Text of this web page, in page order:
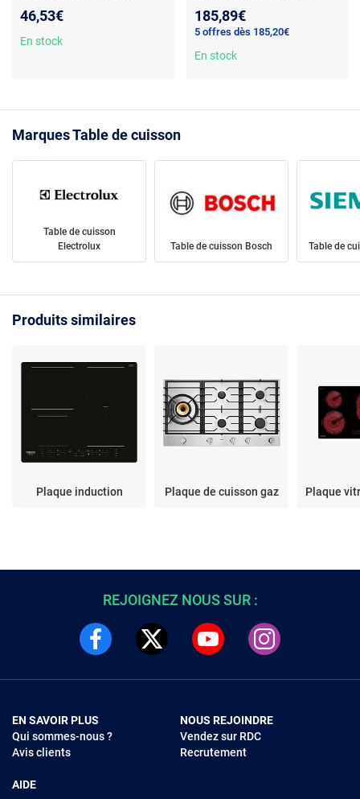
libre, non connectée
46,53€
En stock
Puissance 6600W
185,89€
5 offres dès 185,20€
En stock
Marques Table de cuisson
Table de cuisson
Electrolux
Table de cuisson Bosch Table de
Produits similaires
Plaque induction Plaque de cuisson gaz Plaque
REJOIGNEZ NOUS SUR :
EN SAVOIR PLUS
Qui sommes-nous ?
Avis clients
AIDE
NOUS REJOINDRE
Vendez sur RDC
Recrutement